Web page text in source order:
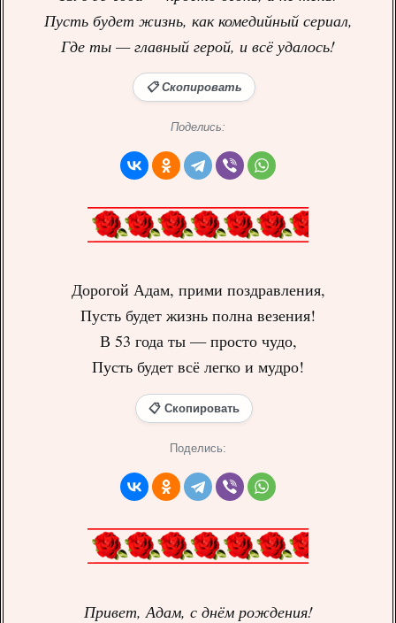
Пусть будет жизнь, как комедийный сериал,
Где ты — главный герой, и всё удалось!
📋 Скопировать
Поделись:
Дорогой Адам, прими поздравления,
Пусть будет жизнь полна везения!
В 53 года ты — просто чудо,
Пусть будет всё легко и мудро!
📋 Скопировать
Поделись:
Привет, Адам, с днём рождения!